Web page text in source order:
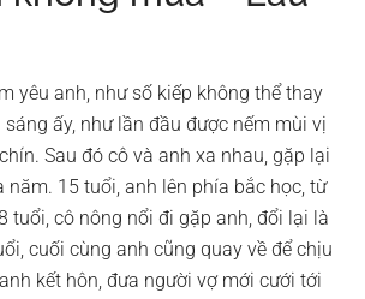
yêu anh, như số kiếp không thể thay
ấy, như lần đầu được nếm mùi vị
Sau đó cô và anh xa nhau, gặp lại
năm. 15 tuổi, anh lên phía bắc học, từ
tuổi, cô nông nổi đi gặp anh, đổi lại là
cuối cùng anh cũng quay về để chịu
kết hôn, đưa người vợ mới cưới tới